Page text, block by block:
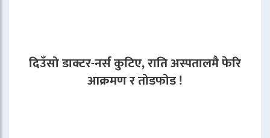
दिउँसो डाक्टर-नर्स कुटिए, राति अस्पतालमै फेरि
आक्रमण र तोडफोड !